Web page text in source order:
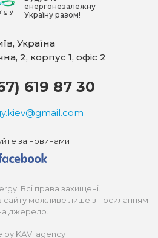
енергонезалежну
Україну разом!
Україна
2, корпус 1, офіс 2
619 87 30
за новинами
Всі права захищені.
сайту можливе лише з посиланням
джерело.
by KAVI.agency